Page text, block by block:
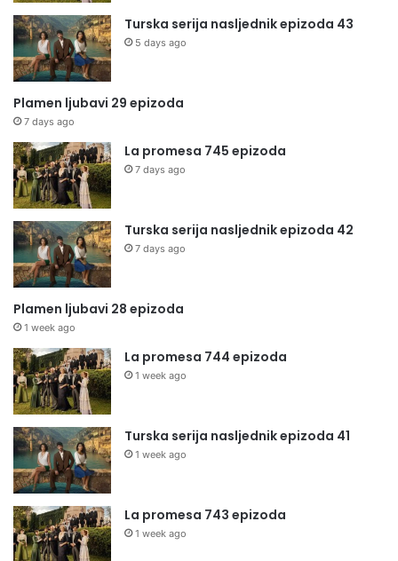
Turska serija nasljednik epizoda 43
5 days ago
Plamen ljubavi 29 epizoda
7 days ago
La promesa 745 epizoda
7 days ago
Turska serija nasljednik epizoda 42
7 days ago
Plamen ljubavi 28 epizoda
1 week ago
La promesa 744 epizoda
1 week ago
Turska serija nasljednik epizoda 41
1 week ago
La promesa 743 epizoda
1 week ago